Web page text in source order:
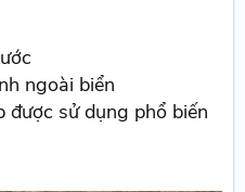
ngoài biển
được sử dụng phổ biến